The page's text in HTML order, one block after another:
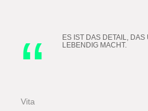
ES IST DAS DETAIL,
LEBENDIG MACHT.
Vita